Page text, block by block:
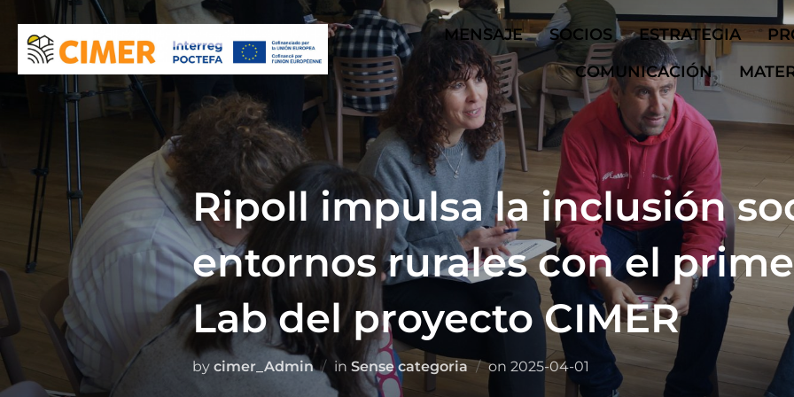
content
MENSAJE SOCIOS ESTRATEGIA
COMUNICACIÓN
Ripoll impulsa la inclusión
entornos rurales con el
Lab del proyecto CIMER
by cimer_Admin in Sense categoria on Posted
2025-04-01